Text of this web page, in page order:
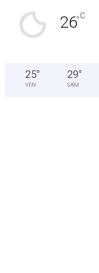
26°C
25°
VEN
29°
SAM